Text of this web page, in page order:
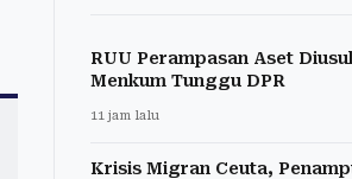
RUU Perampasan Aset
Menkum Tunggu DPR
11 jam lalu
Krisis Migran Ceuta,